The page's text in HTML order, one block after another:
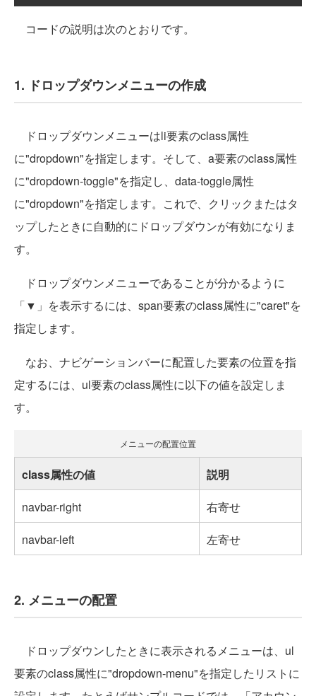
コードの説明は次のとおりです。
1. ドロップダウンメニューの作成
ドロップダウンメニューはli要素のclass属性
に"dropdown"を指定します。そして、a要素のclass属性
に"dropdown-toggle"を指定し、data-toggle属性
に"dropdown"を指定します。これで、クリックまたはタ
ップしたときに自動的にドロップダウンが有効になりま
す。
ドロップダウンメニューであることが分かるように
「▼」を表示するには、span要素のclass属性に"caret"を
指定します。
なお、ナビゲーションバーに配置した要素の位置を指
定するには、ul要素のclass属性に以下の値を設定しま
す。
メニューの配置位置
class属性の値
説明
navbar-right
右寄せ
navbar-left
左寄せ
2. メニューの配置
ドロップダウンしたときに表示されるメニューは、ul
要素のclass属性に"dropdown-menu"を指定したリストに